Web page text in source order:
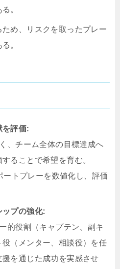
。
め、リスクを取ったプレー
。
を評価:
、チーム全体の目標達成へ
ることで希望を育む。
トプレーを数値化し、評価
ップの強化:
的役割（キャプテン、副キ
（メンター、相談役）を任
を通じた成功を実感させ